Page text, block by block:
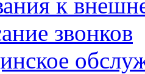
звонков